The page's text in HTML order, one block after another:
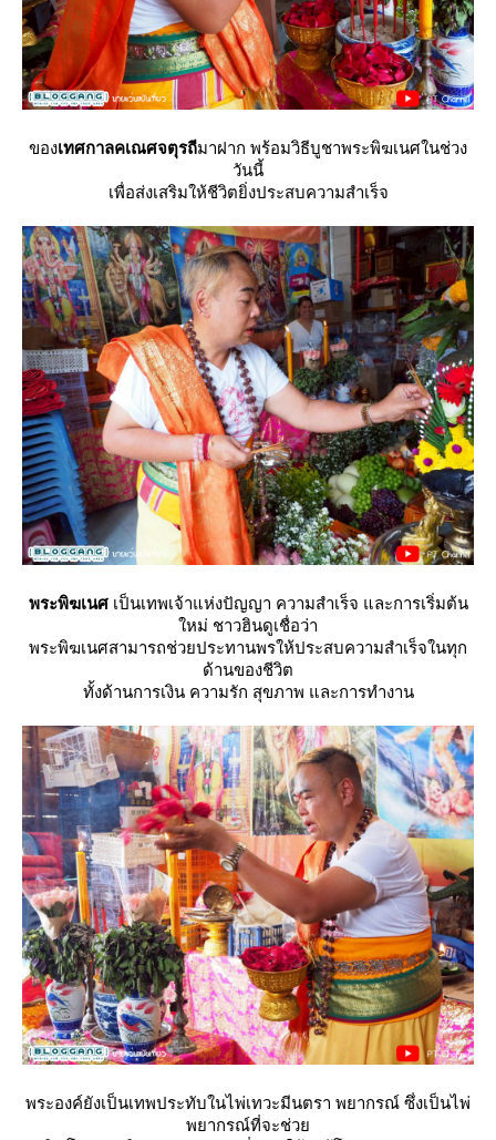
ของเทศกาลคเณศจตุรถีมาฝาก พร้อมวิธีบูชาพระพิฆเนศในช่วง
วันนี้
เพื่อส่งเสริมให้ชีวิตยิ่งประสบความสำเร็จ
พระพิฆเนศเป็นเทพเจ้าแห่งปัญญา ความสำเร็จ และการเริ่มต้น
หม่ ชาวฮินดูเชื่อว่า
พระพิฆเนศสามารถช่วยประทานพรให้ประสบความสำเร็จในทุก
ด้านของชีวิต
ทั้งด้านการเงิน ความรัก สุขภาพ และการทำงาน
พระองค์ยังเป็นเทพประทับในไพ่เทวะมีนตรา พยากรณ์ ซึ่งเป็นไพ่
พยากรณ์ที่จะช่ว